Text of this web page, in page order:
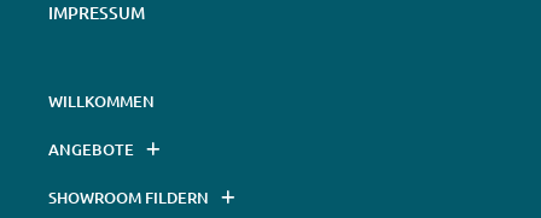
IMPRESSUM
WILLKOMMEN
ANGEBOTE
SHOWROOM FILDERN